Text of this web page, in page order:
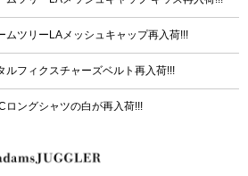
ムツリーLAメッシュキャップ再入荷!!!
ルフィクスチャーズベルト再入荷!!!
ロングシャツの白が再入荷!!!